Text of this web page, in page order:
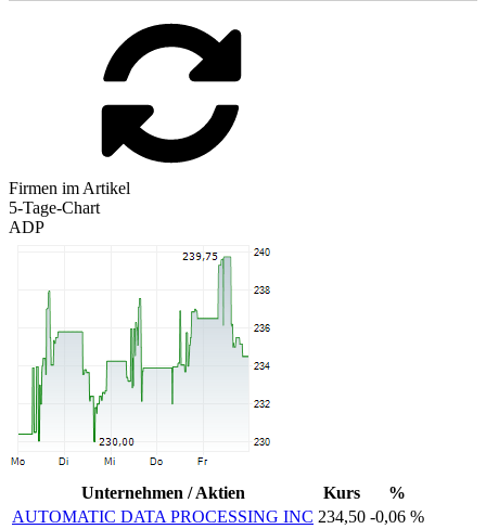
Firmen im Artikel
5-Tage-Chart
ADP
Unternehmen / Aktien Kurs
%
AUTOMATIC DATA PROCESSING INC 234,50 -0,06 %